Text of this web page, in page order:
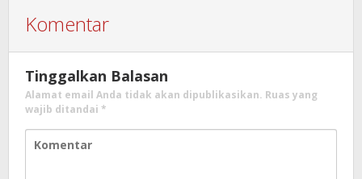
Komentar
Tinggalkan Balasan
Alamat email Anda tidak akan dipublikasikan. Ruas yang
wajib ditandai *